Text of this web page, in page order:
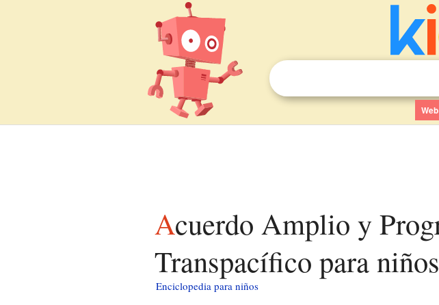
Web
Acuerdo Amplio y Progresista de Asociación
Transpacífico para niños
Enciclopedia para niños